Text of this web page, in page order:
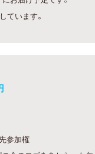
ています。
参加権